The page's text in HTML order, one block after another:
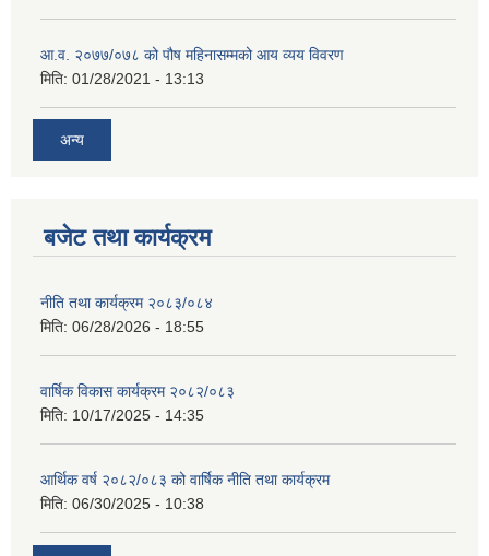
आ.व. २०७७/०७८ को पौष महिनासम्मको आय व्यय विवरण
मिति: 01/28/2021 - 13:13
अन्य
बजेट तथा कार्यक्रम
नीति तथा कार्यक्रम २०८३/०८४
मिति: 06/28/2026 - 18:55
वार्षिक विकास कार्यक्रम २०८२/०८३
मिति: 10/17/2025 - 14:35
आर्थिक वर्ष २०८२/०८३ को वार्षिक नीति तथा कार्यक्रम
मिति: 06/30/2025 - 10:38